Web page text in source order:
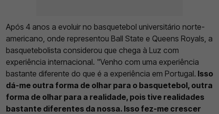
Após 4 anos a evoluir no basquetebol universitário norte-
americano, onde representou Ball State e Queens Royals, a
basquetebolista considerou que chega à Luz com
experiência internacional. "Venho com uma experiência
bastante diferente do que é a experiência em Portugal. Isso
dá-me outra forma de olhar para o basquetebol, outra
forma de olhar para a realidade, pois tive realidades
bastante diferentes da nossa. Isso fez-me crescer